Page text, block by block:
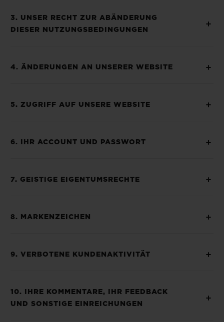
3. UNSER RECHT ZUR ABÄNDERUNG
DIESER NUTZUNGSBEDINGUNGEN
4. ÄNDERUNGEN AN UNSERER WEBSITE
5. ZUGRIFF AUF UNSERE WEBSITE
6. IHR ACCOUNT UND PASSWORT
7. GEISTIGE EIGENTUMSRECHTE
8. MARKENZEICHEN
9. VERBOTENE KUNDENAKTIVITÄT
10. IHRE KOMMENTARE, IHR FEEDBACK
UND SONSTIGE EINREICHUNGEN